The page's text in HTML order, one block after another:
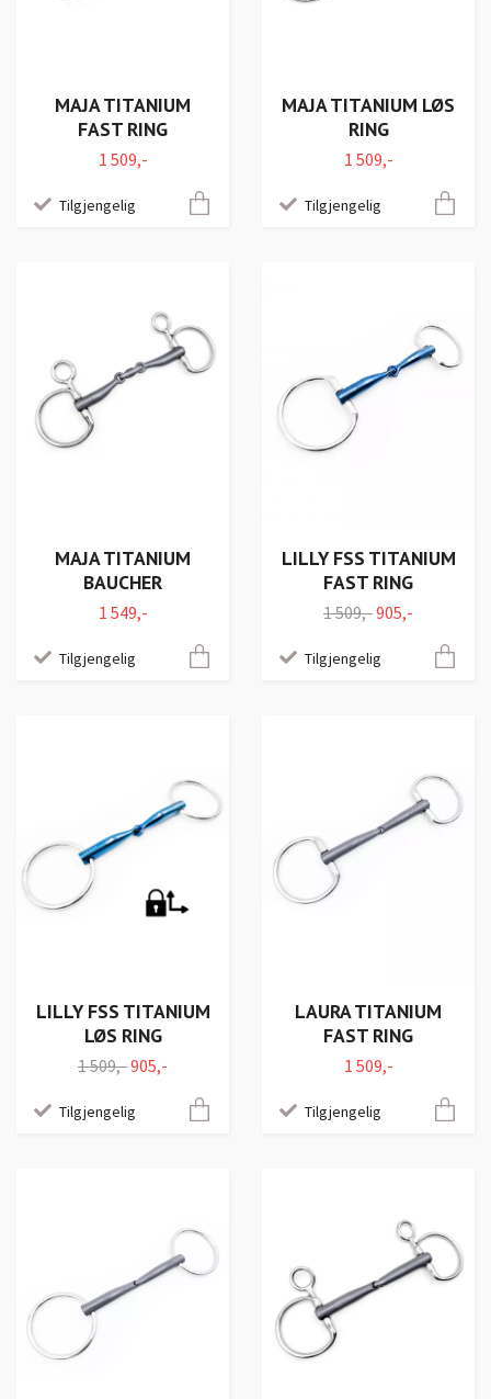
MAJA TITANIUM
FAST RING
1 509,-
Tilgjengelig
MAJA TITANIUM LØS
RING
1 509,-
Tilgjengelig
MAJA TITANIUM
BAUCHER
1 549,-
Tilgjengelig
LILLY FSS TITANIUM
FAST RING
1 509,-905,-
Tilgjengelig
LILLY FSS TITANIUM
LØS RING
1 509,-905,-
Tilgjengelig
LAURA TITANIUM
FAST RING
1 509,-
Tilgjengelig